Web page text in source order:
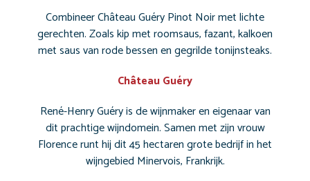
Combineer Château Guéry Pinot Noir met lichte
gerechten. Zoals kip met roomsaus, fazant, kalkoen
met saus van rode bessen en gegrilde tonijnsteaks.
ChâteauGuéry
René-Henry Guéry is de wijnmaker en eigenaar van
dit prachtige wijndomein. Samen met zijn vrouw
Florence runt hij dit 45 hectaren grote bedrijf in het
wijngebied Minervois, Frankrijk.